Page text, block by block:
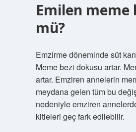
Emilen meme
mü?
Emzirme döneminde süt
Meme bezi dokusu artar.
artar. Emziren annelerin
meydana gelen tüm bu
nedeniyle emziren
kitleleri geç fark edilebilir.